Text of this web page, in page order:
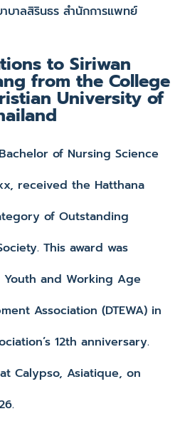
บาลสิรินธร สำนักการแพทย์
to Siriwan
from the College
University of
of Nursing Science
received the Hatthana
of Outstanding
This award was
and Working Age
Association (DTEWA) in
12th anniversary.
Calypso, Asiatique, on